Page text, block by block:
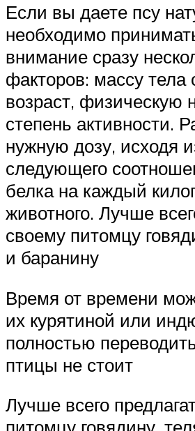
Если вы даете псу
необходимо
внимание сразу
факторов: массу тела
возраст, физическую
степень активности.
нужную дозу, исходя
следующего
белка на каждый
животного. Лучше
своему питомцу
и баранину
Время от времени
их курятиной или
полностью
птицы не стоит
Лучше всего